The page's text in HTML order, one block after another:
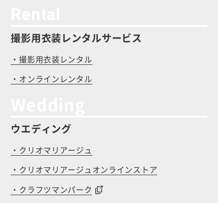
撮影用衣装レンタルサービス
・撮影用衣装レンタル
・オンラインレンタル
ウエディング
・クリオマリアージュ
・クリオマリアージュオンラインストア
・クラフツマンパーク